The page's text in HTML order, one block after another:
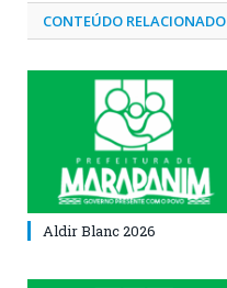
CONTEÚDO RELACIONADO
Aldir Blanc 2026